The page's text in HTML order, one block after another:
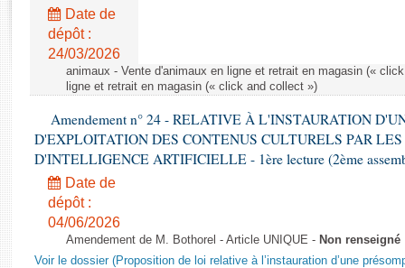
Rapports législatifs
Rapports sur l'application des lois
Baromètre de l’application des lois
Dossiers législatifs
Budget et sécurité sociale
Questions écrites et orales
Comptes rendus des débats
Date de
dépôt :
24/03/2026
animaux - Vente d'animaux en ligne et retrait en magasin («
ligne et retrait en magasin (« click and collect »)
Amendement n° 24 - RELATIVE À L'INSTAURATION
D'EXPLOITATION DES CONTENUS CULTURELS PAR LES
D'INTELLIGENCE ARTIFICIELLE - 1ère lecture (2ème
Date de
dépôt :
04/06/2026
Amendement de M. Bothorel - Article UNIQUE - Non renseigné
Voir le dossier (Proposition de loi relative à l’instauration d’une